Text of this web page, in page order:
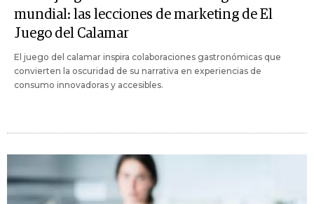
mundial: las lecciones de marketing de El
Juego del Calamar
El juego del calamar inspira colaboraciones gastronómicas que
convierten la oscuridad de su narrativa en experiencias de
consumo innovadoras y accesibles.